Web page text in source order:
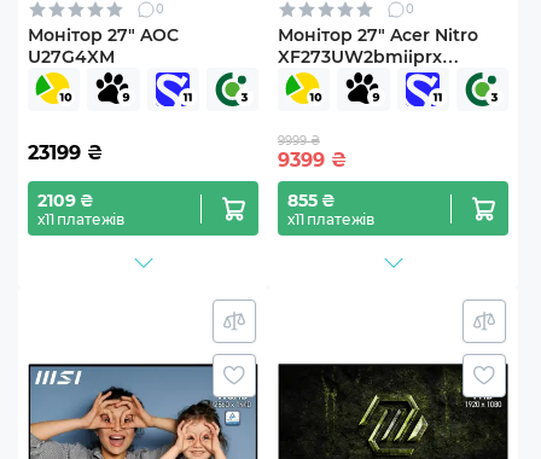
0
Монітор 27" AOC
U27G4XM
23199 ₴
2109 ₴
х11 платежів
0
Монітор 27" Acer Nitro
XF273UW2bmiiprx
(UM.HX3EE.204)
9999 ₴
9399 ₴
855 ₴
х11 платежів